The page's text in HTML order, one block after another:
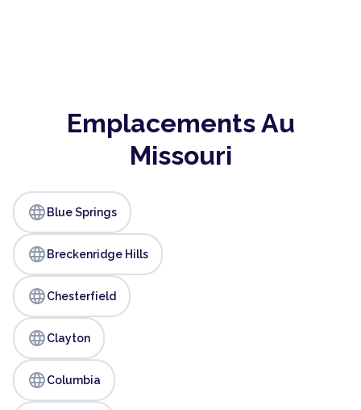
Emplacements Au
Missouri
language Blue Springs
language Breckenridge Hills
languageChesterfield
languageClayton
languageColumbia